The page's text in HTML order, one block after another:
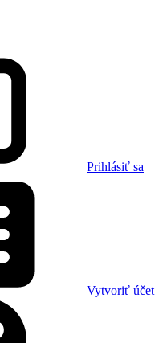
Prihlásiť sa
Vytvoriť účet